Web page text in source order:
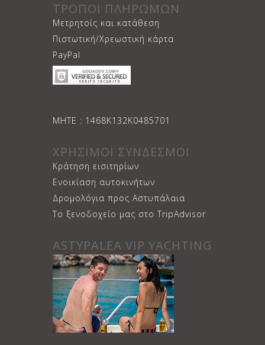
ΤΡΟΠΟΙ ΠΛΗΡΩΜΩΝ
Μετρητοίς και κατάθεση
Πιστωτική/Χρεωστική κάρτα
PayPal
ΜΗΤΕ : 1468Κ132Κ0485701
ΧΡΗΣΙΜΟΙ ΣΥΝΔΕΣΜΟΙ
Κράτηση εισιτηρίων
Ενοικίαση αυτοκινήτων
Δρομολόγια προς Αστυπάλαια
Το ξενοδοχείο μας στο TripAdvisor
ASTYPALEA VIP YACHTING